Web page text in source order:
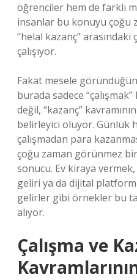
öğrenciler hem de farklı
insanlar bu konuyu çoğu
“helal kazanç”
çalışıyor.
Fakat mesele
burada sadece
değil, “kazanç”
belirleyici oluyor. Günlük
çalışmadan para
çoğu zaman görünmez
sonucu. Ev kiraya
geliri ya da dijital
gelirler gibi örnekler bu
alıyor.
Çalışma ve